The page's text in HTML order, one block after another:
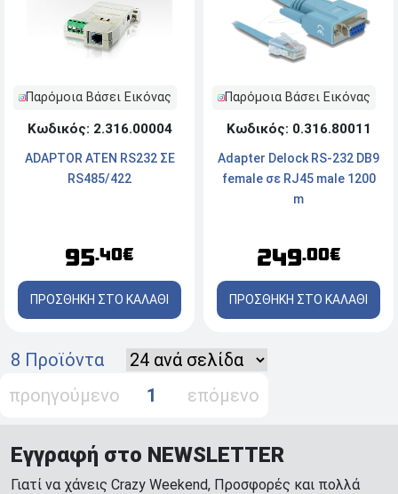
Παρόμοια Βάσει Εικόνας
Κωδικός: 2.316.00004
ADAPTOR ATEN RS232 ΣΕ
RS485/422
95.40€
ΠΡΟΣΘΗΚΗ ΣΤΟ ΚΑΛΑΘΙ
Παρόμοια Βάσει Εικόνας
Κωδικός: 0.316.80011
Adapter Delock RS-232 DB9
female σε RJ45 male 1200
m
249.00€
ΠΡΟΣΘΗΚΗ ΣΤΟ ΚΑΛΑΘΙ
8 Προϊόντα
προηγούμενο
1 επόμενο
Εγγραφή στο NEWSLETTER
Γιατί να χάνεις Crazy Weekend, Προσφορές και πολλά